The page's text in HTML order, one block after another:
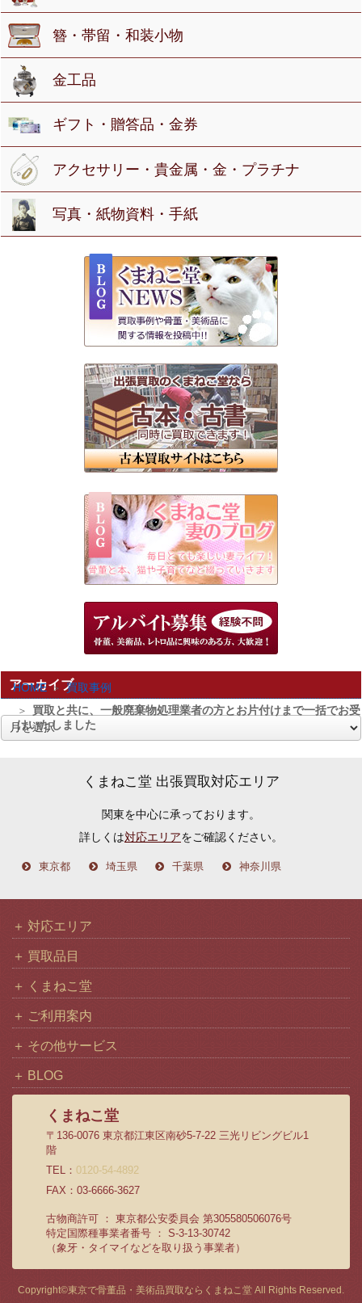
HOME
買取事例
買取と共に、一般廃棄物処理業者の方とお片付けまで一括でお受
けいたしました
簪・帯留・和装小物
金工品
ギフト・贈答品・金券
アクセサリー・貴金属・金・プラチナ
写真・紙物資料・手紙
アーカイブ
くまねこ堂 出張買取対応エリア
関東を中心に承っております。
詳しくは対応エリアをご確認ください。
東京都 埼玉県 千葉県 神奈川県
対応エリア
買取品目
くまねこ堂
ご利用案内
その他サービス
BLOG
くまねこ堂
〒136-0076 東京都江東区南砂5-7-22 三光リビングビル1
階
TEL： 0120-54-4892
FAX：03-6666-3627
古物商許可 ： 東京都公安委員会 第305580506076号
特定国際種事業者番号 ： S-3-13-30742
（象牙・タイマイなどを取り扱う事業者）
Copyright©東京で骨董品・美術品買取ならくまねこ堂 All Rights Reserved.